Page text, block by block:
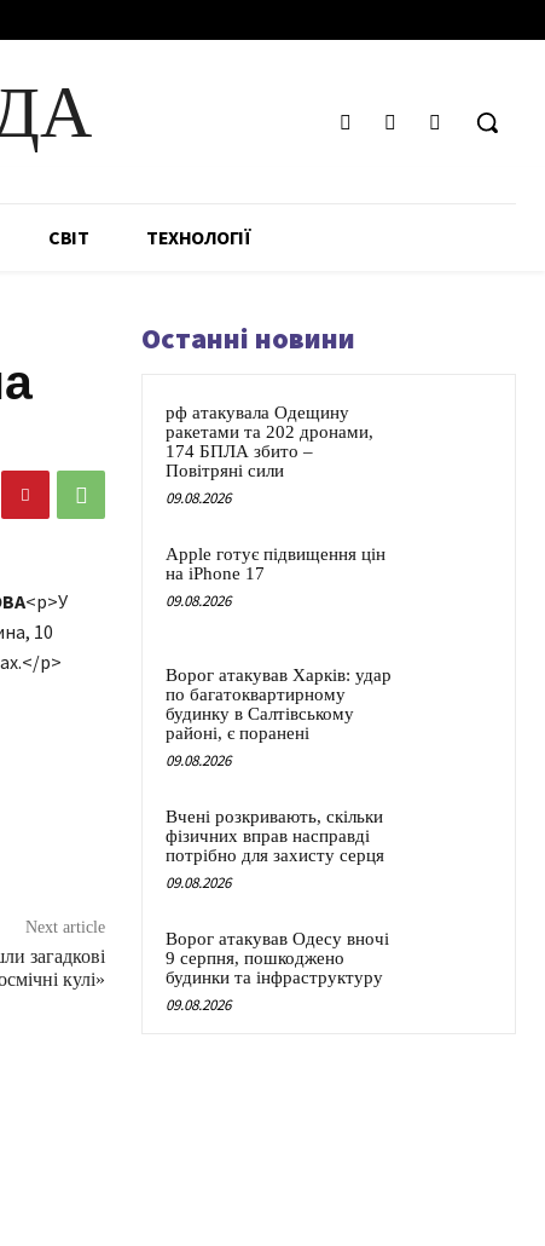
СВІТ ТЕХНОЛОГІЇ
<p>У
10
p>
Next article
загадкові
кулі»
Останні новини
рф атакувала Одещину
ракетами та 202 дронами,
174 БПЛА збито –
Повітряні сили
09.08.2026
Apple готує підвищення цін
на iPhone 17
09.08.2026
Ворог атакував Харків: удар
по багатоквартирному
будинку в Салтівському
районі, є поранені
09.08.2026
Вчені розкривають, скільки
фізичних вправ насправді
потрібно для захисту серця
09.08.2026
Ворог атакував Одесу вночі
9 серпня, пошкоджено
будинки та інфраструктуру
09.08.2026